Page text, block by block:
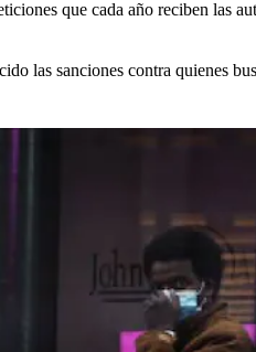
que cada año reciben las
las sanciones contra quienes